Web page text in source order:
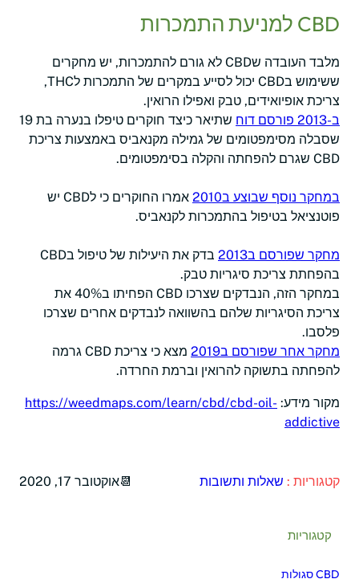
CBD למניעת התמכרות
מלבד העובדה שCBD לא גורם להתמכרות, יש מחקרים
ששימוש בCBD יכול לסייע במקרים של התמכרות לTHC,
צריכת אופיואידים, טבק ואפילו הרואין.
ב-2013 פורסם דוח
שתיאר כיצד חוקרים טיפלו בנערה בת 19
שסבלה מסימפטומים של גמילה מקנאביס באמצעות צריכת
CBD שגרם להפחתה והקלה בסימפטומים.
במחקר נוסף שבוצע ב2010
אמרו החוקרים כי לCBD יש
פוטנציאל בטיפול בהתמכרות לקנאביס.
מחקר שפורסם ב2013
בדק את היעילות של טיפול בCBD
בהפחתת צריכת סיגריות טבק.
במחקר הזה, הנבדקים שצרכו CBD הפחיתו ב40% את
צריכת הסיגריות שלהם בהשוואה לנבדקים אחרים שצרכו
פלסבו.
מחקר אחר שפורסם ב2019
מצא כי צריכת CBD גרמה
להפחתה בתשוקה להרואין וברמת החרדה.
מקור מידע: https://weedmaps.com/learn/cbd/cbd-oil-
addictive
קטגוריות : שאלות ותשובות אוקטובר 17, 2020
קטגוריות
CBD סגולות